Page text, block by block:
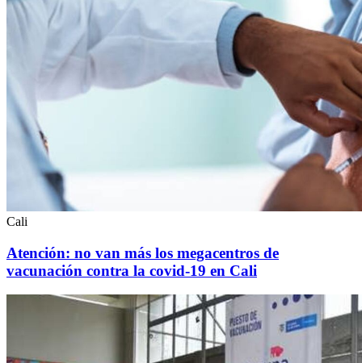
Cali
Atención: no van más los megacentros de
vacunación contra la covid-19 en Cali